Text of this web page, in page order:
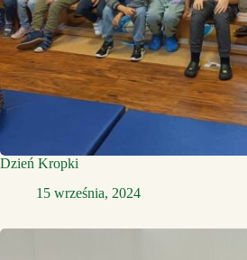
Dzień Kropki
15 września, 2024